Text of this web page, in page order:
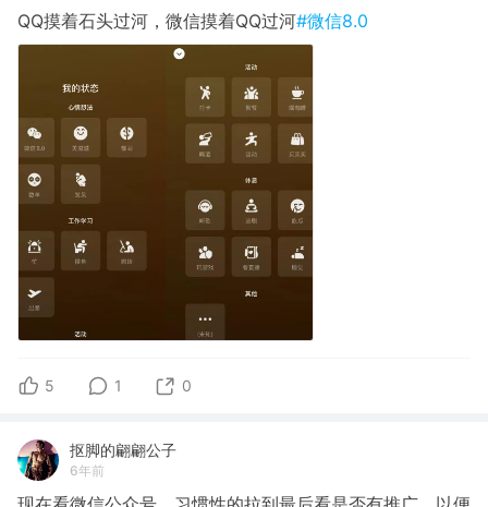
QQ摸着石头过河，微信摸着QQ过河#微信8.0
5 1 0
抠脚的翩翩公子
6年前